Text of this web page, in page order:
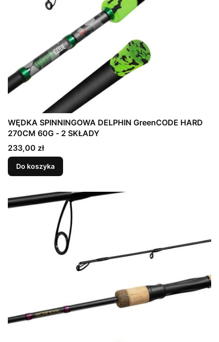
WĘDKA SPINNINGOWA DELPHIN GreenCODE HARD
270CM 60G - 2 SKŁADY
Cena
233,00 zł
Do koszyka